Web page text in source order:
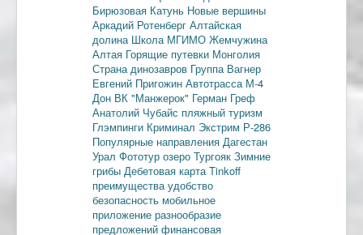
Бирюзовая Катунь Новые вершины
Аркадий Ротенберг Алтайская
долина Школа МГИМО Жемчужина
Алтая Горящие путевки Монголия
Страна динозавров Группа Вагнер
Евгений Пригожин Автотрасса М-4
Дон ВК "Манжерок" Герман Греф
Анатолий Чубайс пляжный туризм
Глэмпинги Криминал Экстрим Р-286
Популярные направления Дагестан
Урал Фототур озеро Тургояк Зимние
грибы Дебетовая карта Tinkoff
преимущества удобство
безопасность мобильное
приложение разнообразие
предложений финансовая